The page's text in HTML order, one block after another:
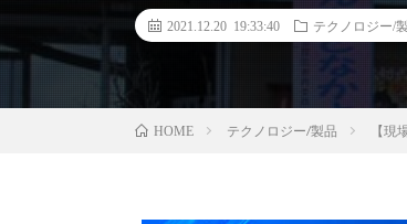
2021.12.20 19:33:40 テクノロジー/
HOME テクノロジー/製品 【